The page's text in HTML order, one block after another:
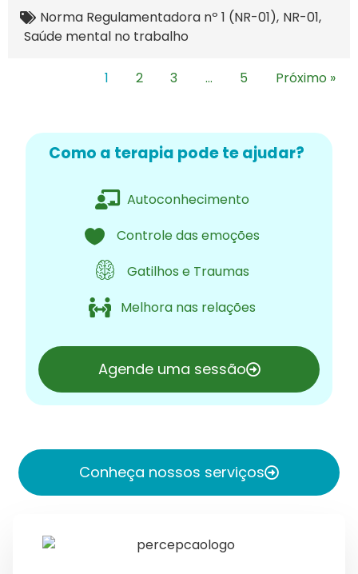
Norma Regulamentadora nº 1 (NR-01), NR-01,
Saúde mental no trabalho
1 2 3 … 5 Próximo »
Como a terapia pode te ajudar?
Autoconhecimento
Controle das emoções
Gatilhos e Traumas
Melhora nas relações
Agende uma sessão
Conheça nossos serviços